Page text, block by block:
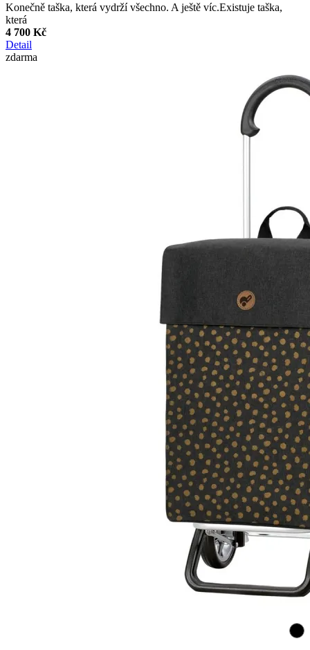
Konečně taška, která vydrží všechno. A ještě víc.Existuje taška,
která
4 700 Kč
Detail
zdarma